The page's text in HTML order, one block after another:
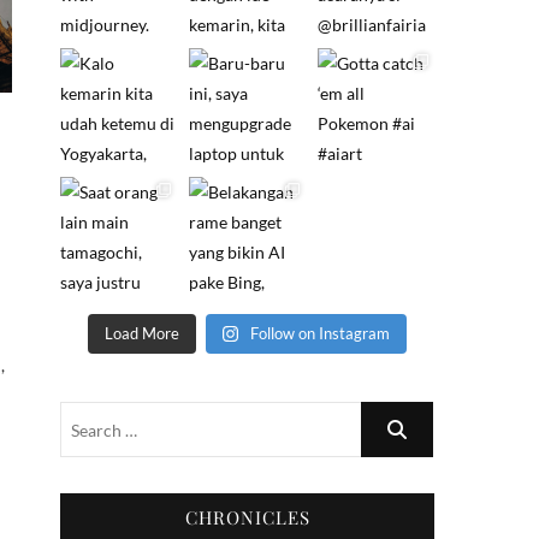
Load More Follow on Instagram
CHRONICLES